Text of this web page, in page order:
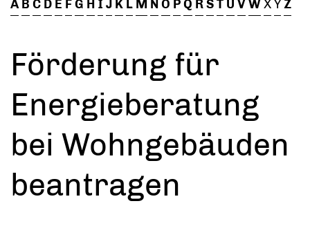
A B C D E FG H I J K L M NO PQ RST U VWXYZ
Förderung für
Energieberatung
bei Wohngebäuden
beantragen